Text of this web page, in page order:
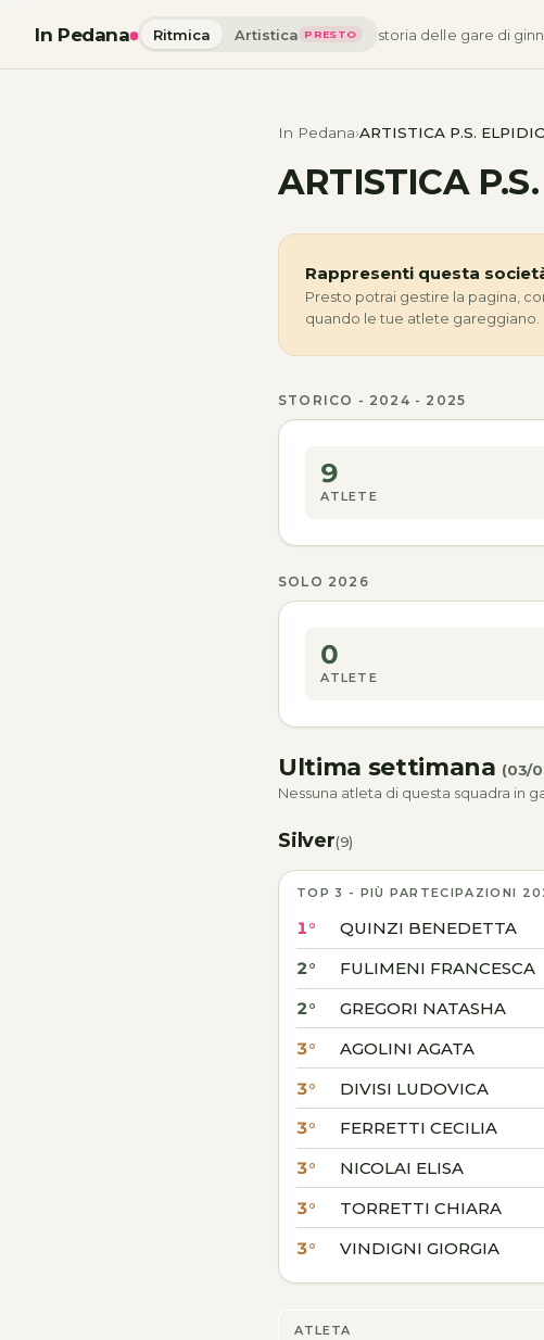
In Pedana Ritmica Artistica PRESTO storia delle gare di
In Pedana ARTISTICA P.S.
ARTISTICA
Rappresenti questa
Presto potrai gestire la pagina,
quando le tue atlete gareggiano.
STORICO - 2024 - 2025
9
ATLETE
SOLO 2026
0
ATLETE
Ultima settimana (03/
Nessuna atleta di questa squadra in
Silver(9)
TOP 3 - PIÙ PARTECIPAZIONI
1° QUINZI BENEDETTA
2° FULIMENI FRANCESCA
2° GREGORI NATASHA
3° AGOLINI AGATA
3° DIVISI LUDOVICA
3° FERRETTI CECILIA
3° NICOLAI ELISA
3° TORRETTI CHIARA
3° VINDIGNI GIORGIA
ATLETA